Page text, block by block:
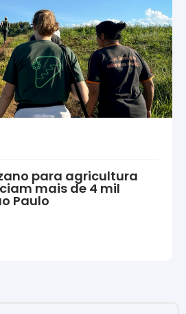
para agricultura
mais de 4 mil
Paulo